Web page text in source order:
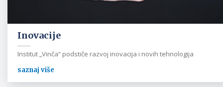
Inovacije
Institut „Vinča“ podstiče razvoj inovacija i novih tehnologija
saznaj više